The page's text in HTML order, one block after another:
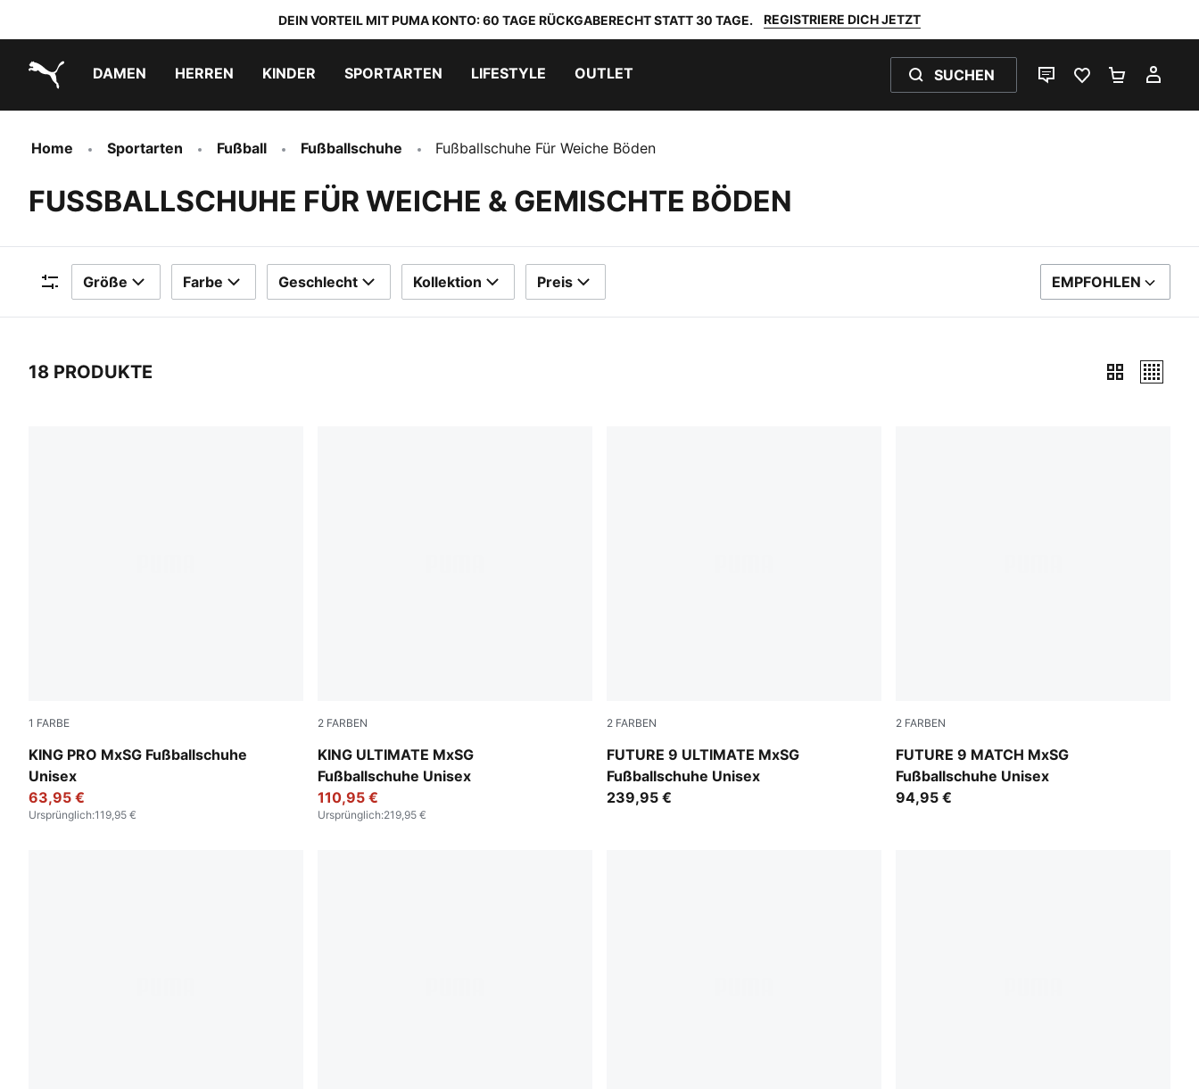
DEIN VORTEIL MIT PUMA KONTO: 60 TAGE RÜCKGABERECHT STATT 30 TAGE. REGISTRIERE DICH JETZT
DAMEN HERREN KINDER SPORTARTEN LIFESTYLE OUTLET SUCHEN
LIVE-CHATFAVORITEN 0
Home Sportarten Fußball Fußballschuhe Fußballschuhe Für Weiche Böden
FUSSBALLSCHUHE FÜR WEICHE & GEMISCHTE BÖDEN
Filter
Größe Farbe Geschlecht Kollektion Preis SORTIEREN NACH
EMPFOHLEN
18 PRODUKTE
1 FARBE
KING PRO MxSG Fußballschuhe
Unisex
PUMA White-PUMA Silver-Glowing Red
63,95 €
Ursprünglich:119,95 €
2 FARBEN
KING ULTIMATE MxSG
Fußballschuhe Unisex
PUMA White-PUMA Silver-Glowing Red-PUMA Black
110,95 €
Ursprünglich:219,95 €
2 FARBEN
FUTURE 9 ULTIMATE MxSG
Fußballschuhe Unisex
PUMA Black-Intense Mint-PUMA White
239,95 €
2 FARBEN
FUTURE 9 MATCH MxSG
Fußballschuhe Unisex
PUMA Black-Intense Mint-PUMA White
94,95 €